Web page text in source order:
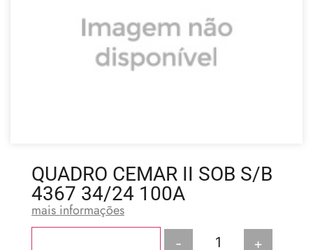
QUADRO CEMAR II SOB S/B
4367 34/24 100A
mais informações
- +